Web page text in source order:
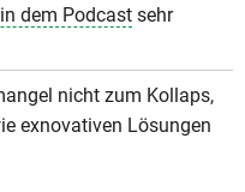
dem Podcast sehr
nicht zum Kollaps,
exnovativen Lösungen